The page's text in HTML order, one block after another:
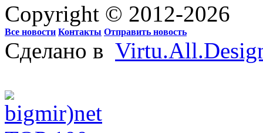
Copyright © 2012-2026
Все новости Контакты Отправить новость
Сделано в